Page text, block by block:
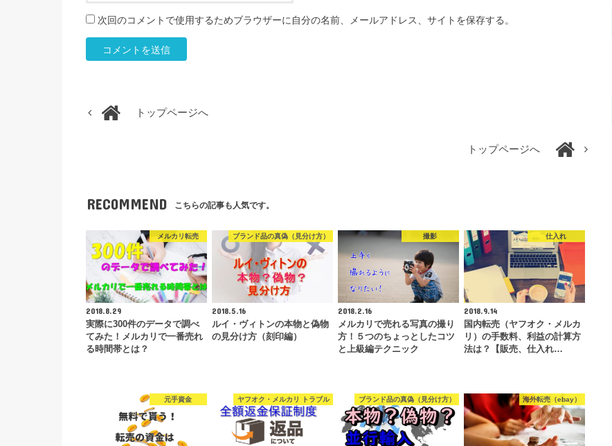
次回のコメントで使用するためブラウザーに自分の名前、メールアドレス、サイトを保存する。
トップページへ
トップページへ
RECOMMEND こちらの記事も人気です。
メルカリ転売
2018.8.29
実際に300件のデータで調べ
てみた！メルカリで一番売れ
る時間帯とは？
ブランド品の真偽（見分け方）
2018.5.16
ルイ・ヴィトンの本物と偽物
の見分け方（刻印編）
撮影
2018.2.16
メルカリで売れる写真の撮り
方！５つのちょっとしたコツ
と上級編テクニック
仕入れ
2018.9.14
国内転売（ヤフオク・メルカ
リ）の手数料、利益の計算方
法は？【販売、仕入れ…
元手資金 ヤフオク・メルカリ トラブル ブランド品の真偽（見分け方） 海外転売（ebay）